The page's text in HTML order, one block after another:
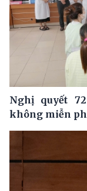
Nghị quyết
không miễn